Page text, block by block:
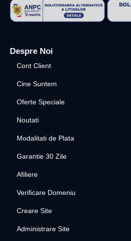
Despre Noi
Cont Client
Cine Suntem
Oferte Speciale
Noutati
Modalitati de Plata
Garantie 30 Zile
Afiliere
Verificare Domeniu
Creare Site
Administrare Site